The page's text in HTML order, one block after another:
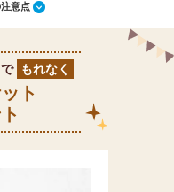
意点
もれなく
ト